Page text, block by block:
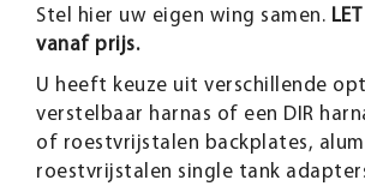
Stel hier uw eigen wing samen.
vanaf prijs.
U heeft keuze uit verschillende
verstelbaar harnas of een DIR
of roestvrijstalen backplates,
roestvrijstalen single tank